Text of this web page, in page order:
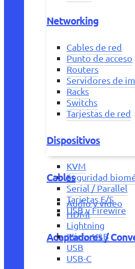
Networking
Cables de red
Punto de acceso
Routers
Servidores de
Racks
Switchs
Tarjestas de red
Dispositivos
KVM
Seguridad
Serial / Parallel
Tarjetas E/S
USB y Firewire
Adaptadores /
Cables
Audio y vídeo
HDMI
Lightning
Micro USB
USB
USB-C